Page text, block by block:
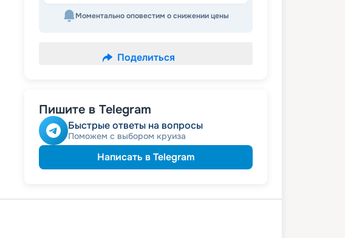
Моментально оповестим о снижении цены
Поделиться
Пишите в Telegram
Быстрые ответы на вопросы
Поможем с выбором круиза
Написать в Telegram